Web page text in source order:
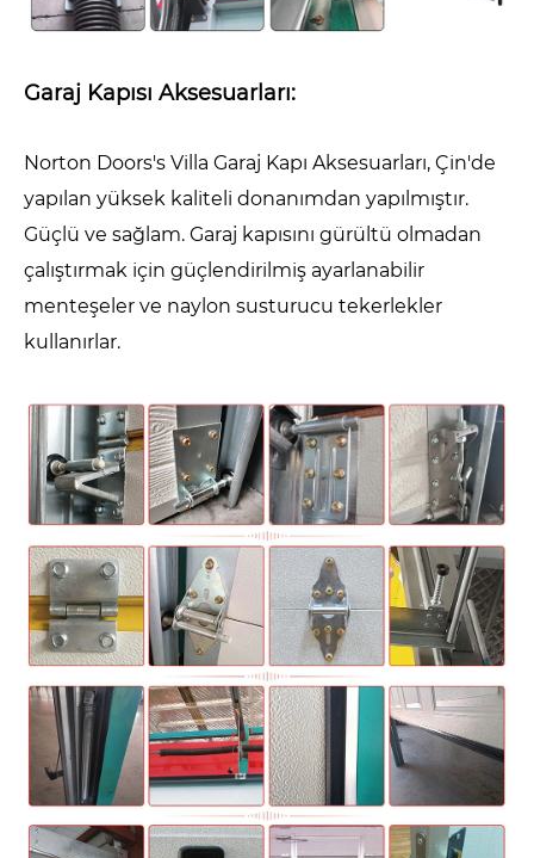
Garaj Kapısı Aksesuarları:
Norton Doors's Villa Garaj Kapı Aksesuarları, Çin'de
yapılan yüksek kaliteli donanımdan yapılmıştır.
Güçlü ve sağlam. Garaj kapısını gürültü olmadan
çalıştırmak için güçlendirilmiş ayarlanabilir
menteşeler ve naylon susturucu tekerlekler
kullanırlar.